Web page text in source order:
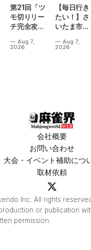
第21回「ツ
モ切りリー
チ完全攻
Aug 7,
2026
【毎日行き
たい！】さ
いたま市に
誕生！？
Aug 7,
2026
会社概要
お問い合わせ
大会・イベント補助につ
取材依頼
Inc. All rights
or publication
permission.